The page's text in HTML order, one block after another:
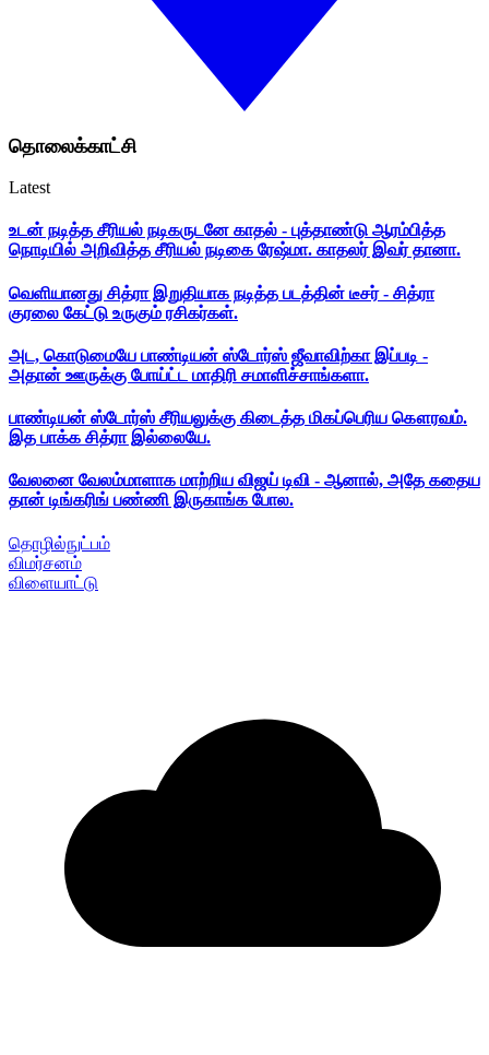
தொலைக்காட்சி
Latest
உடன் நடித்த சீரியல் நடிகருடனே காதல் - புத்தாண்டு ஆரம்பித்த
நொடியில் அறிவித்த சீரியல் நடிகை ரேஷ்மா. காதலர் இவர் தானா.
வெளியானது சித்ரா இறுதியாக நடித்த படத்தின் டீசர் - சித்ரா
குரலை கேட்டு உருகும் ரசிகர்கள்.
அட, கொடுமையே பாண்டியன் ஸ்டோர்ஸ் ஜீவாவிற்கா இப்படி -
அதான் ஊருக்கு போய்ட்ட மாதிரி சமாளிச்சாங்களா.
பாண்டியன் ஸ்டோர்ஸ் சீரியலுக்கு கிடைத்த மிகப்பெரிய கௌரவம்.
இத பாக்க சித்ரா இல்லையே.
வேலனை வேலம்மாளாக மாற்றிய விஜய் டிவி - ஆனால், அதே கதைய
தான் டிங்கரிங் பண்ணி இருகாங்க போல.
தொழில்நுட்பம்
விமர்சனம்
விளையாட்டு